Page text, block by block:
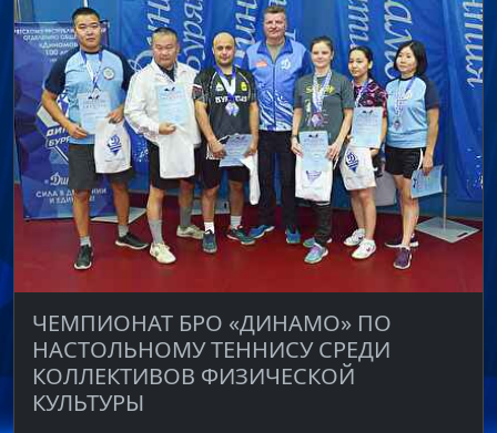
ЧЕМПИОНАТ БРО «ДИНАМО» ПО
НАСТОЛЬНОМУ ТЕННИСУ СРЕДИ
КОЛЛЕКТИВОВ ФИЗИЧЕСКОЙ
КУЛЬТУРЫ